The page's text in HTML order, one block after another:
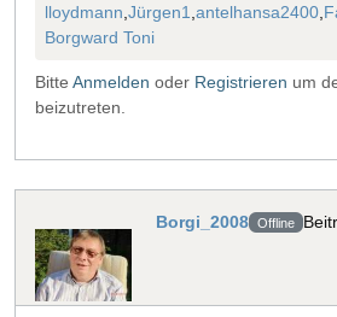
lloydmann Jürgen1 antelhansa2400
Borgward Toni
Bitte Anmelden oder Registrieren um
beizutreten.
Borgi_2008 Offline